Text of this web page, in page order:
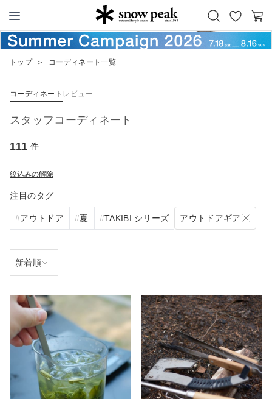
Snow Peak
お
気
カ
ー
トップ ＞ コーディネート一覧
コーディネート レビュー
スタッフコーディネート
111 件
絞込みの解除
注目のタグ
アウトドア 夏 TAKIBI シリーズ アウトドアギア